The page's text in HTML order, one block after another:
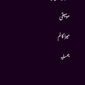
موسيقى
میرا کالم
ہمسایہ